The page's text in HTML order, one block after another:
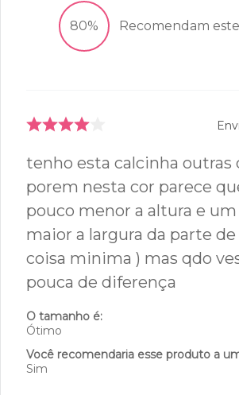
80% Recomendam
tenho esta calcinha outras
porem nesta cor parece
pouco menor a altura e
maior a largura da parte de
coisa minima ) mas qdo
pouca de diferença
O tamanho é:
Ótimo
Você recomendaria esse produto a
Sim